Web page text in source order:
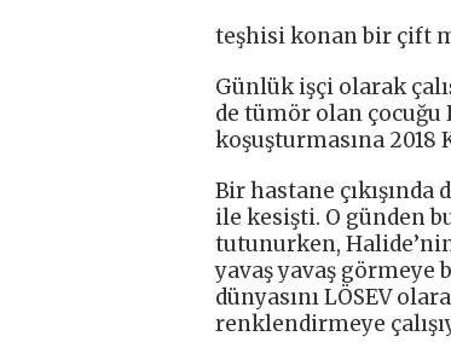
teşhisi konan bir çift
Günlük işçi olarak
de tümör olan
koşuşturmasına 2018
Bir hastane çıkışında
ile kesişti. O günden
tutunurken,
yavaş yavaş görmeye
dünyasını LÖSEV
renklendirmeye